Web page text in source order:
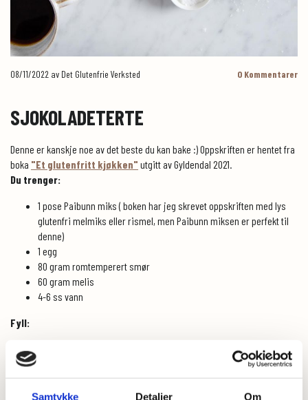
Samtykke Detaljer Om
08/11/2022 av Det Glutenfrie Verksted 0 Kommentarer
SJOKOLADETERTE
Denne er kanskje noe av det beste du kan bake :) Oppskriften er hentet fra
boka "Et glutenfritt kjøkken" utgitt av Gyldendal 2021.
Du trenger:
1 pose Paibunn miks ( boken har jeg skrevet oppskriften med lys
glutenfri melmiks eller rismel, men Paibunn miksen er perfekt til
denne)
1 egg
80 gram romtemperert smør
60 gram melis
4-6 ss vann
Fyll:
45 gram usaltet smør
0,5 dl melk